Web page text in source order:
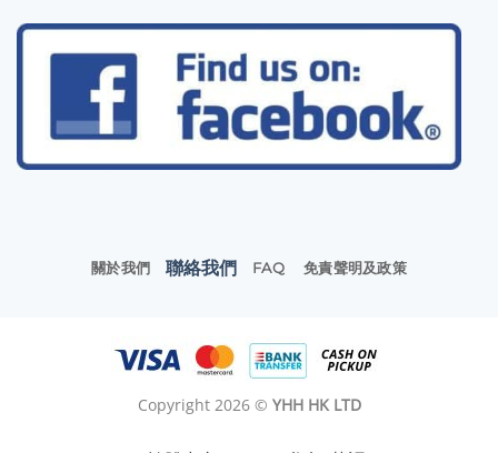
關於我們 聯絡我們 FAQ 免責聲明及政策
Copyright 2026 © YHH HK LTD